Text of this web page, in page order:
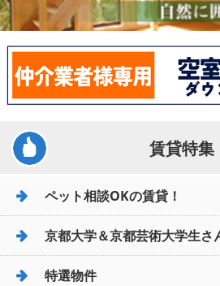
賃貸特集
ペット相談OKの賃貸！
京都大学＆京都芸術大学生さ
特選物件